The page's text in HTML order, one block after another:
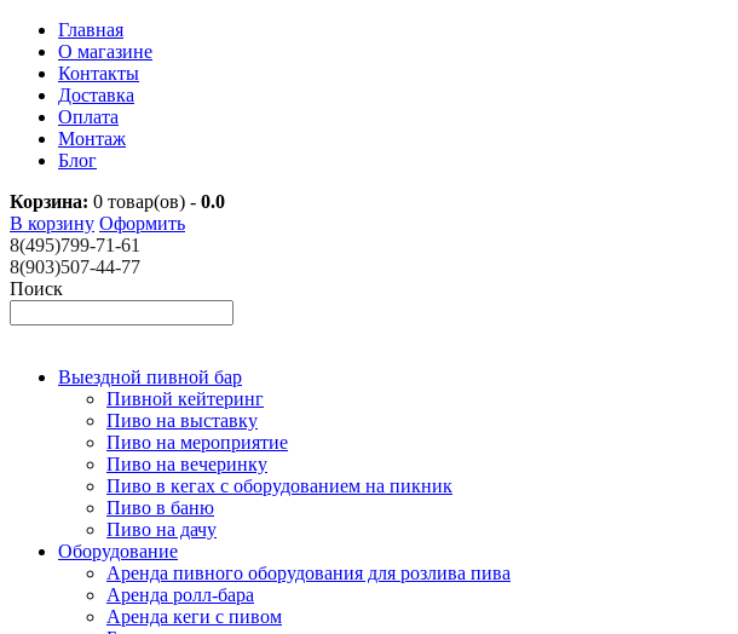
Главная
О магазине
Контакты
Доставка
Оплата
Монтаж
Блог
Корзина: 0 товар(ов) - 0.0
В корзину Оформить
8(495)799-71-61
8(903)507-44-77
Поиск
Выездной пивной бар
Пивной кейтеринг
Пиво на выставку
Пиво на мероприятие
Пиво на вечеринку
Пиво в кегах с оборудованием на пикник
Пиво в баню
Пиво на дачу
Оборудование
Аренда пивного оборудования для розлива пива
Аренда ролл-бара
Аренда кеги с пивом